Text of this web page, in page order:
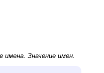
имена. Значение имен.